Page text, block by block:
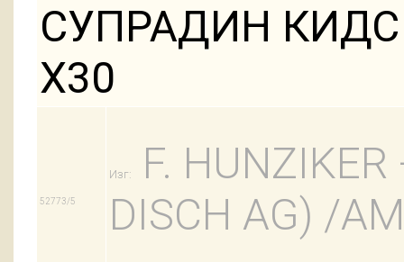
СУПРАДИН
Х30
52773/5
Изг:
F.
DISCH AG) /